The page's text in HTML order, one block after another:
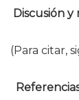
Discusión
(Para citar,